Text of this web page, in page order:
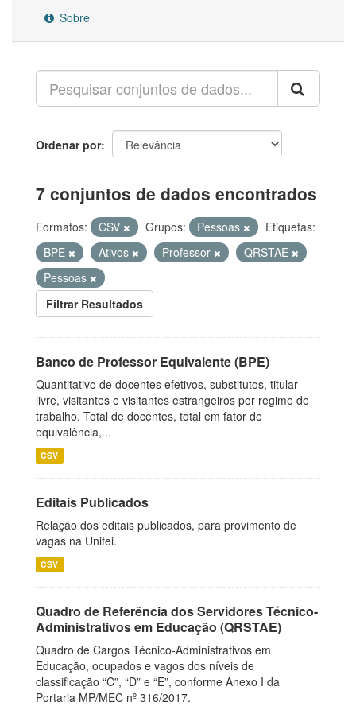
Sobre
Ordenar por
7 conjuntos de dados encontrados
Formatos: CSV Grupos: Pessoas
Etiquetas:
BPE
Ativos Professor
QRSTAE
Pessoas
Filtrar Resultados
Banco de Professor Equivalente (BPE)
Quantitativo de docentes efetivos, substitutos, titular-
livre, visitantes e visitantes estrangeiros por regime de
trabalho. Total de docentes, total em fator de
equivalência,...
CSV
Editais Publicados
Relação dos editais publicados, para provimento de
vagas na Unifei.
CSV
Quadro de Referência dos Servidores Técnico-
Administrativos em Educação (QRSTAE)
Quadro de Cargos Técnico-Administrativos em
Educação, ocupados e vagos dos níveis de
classificação “C”, “D” e “E”, conforme Anexo I da
Portaria MP/MEC nº 316/2017.